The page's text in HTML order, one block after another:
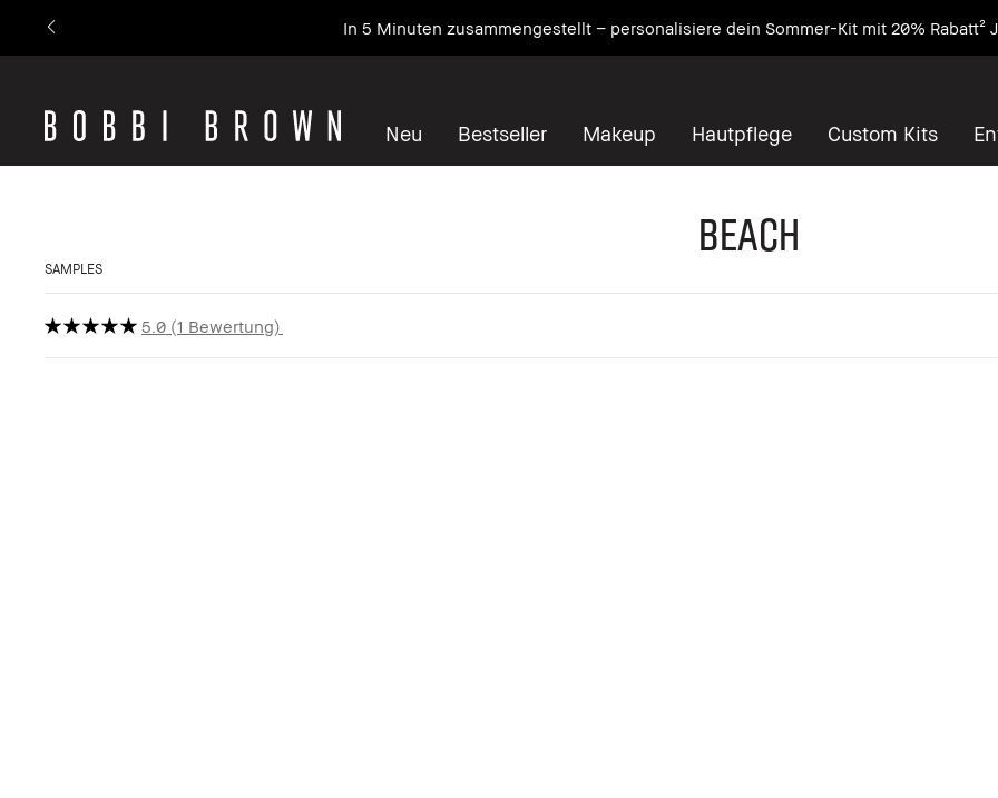
In 5 Minuten zusammengestellt – personalisiere dein Sommer-Kit mit 20% Rabatt²
Neu Bestseller Makeup Hautpflege Custom Kits
Beach
SAMPLES
5.0 1 Bewertung